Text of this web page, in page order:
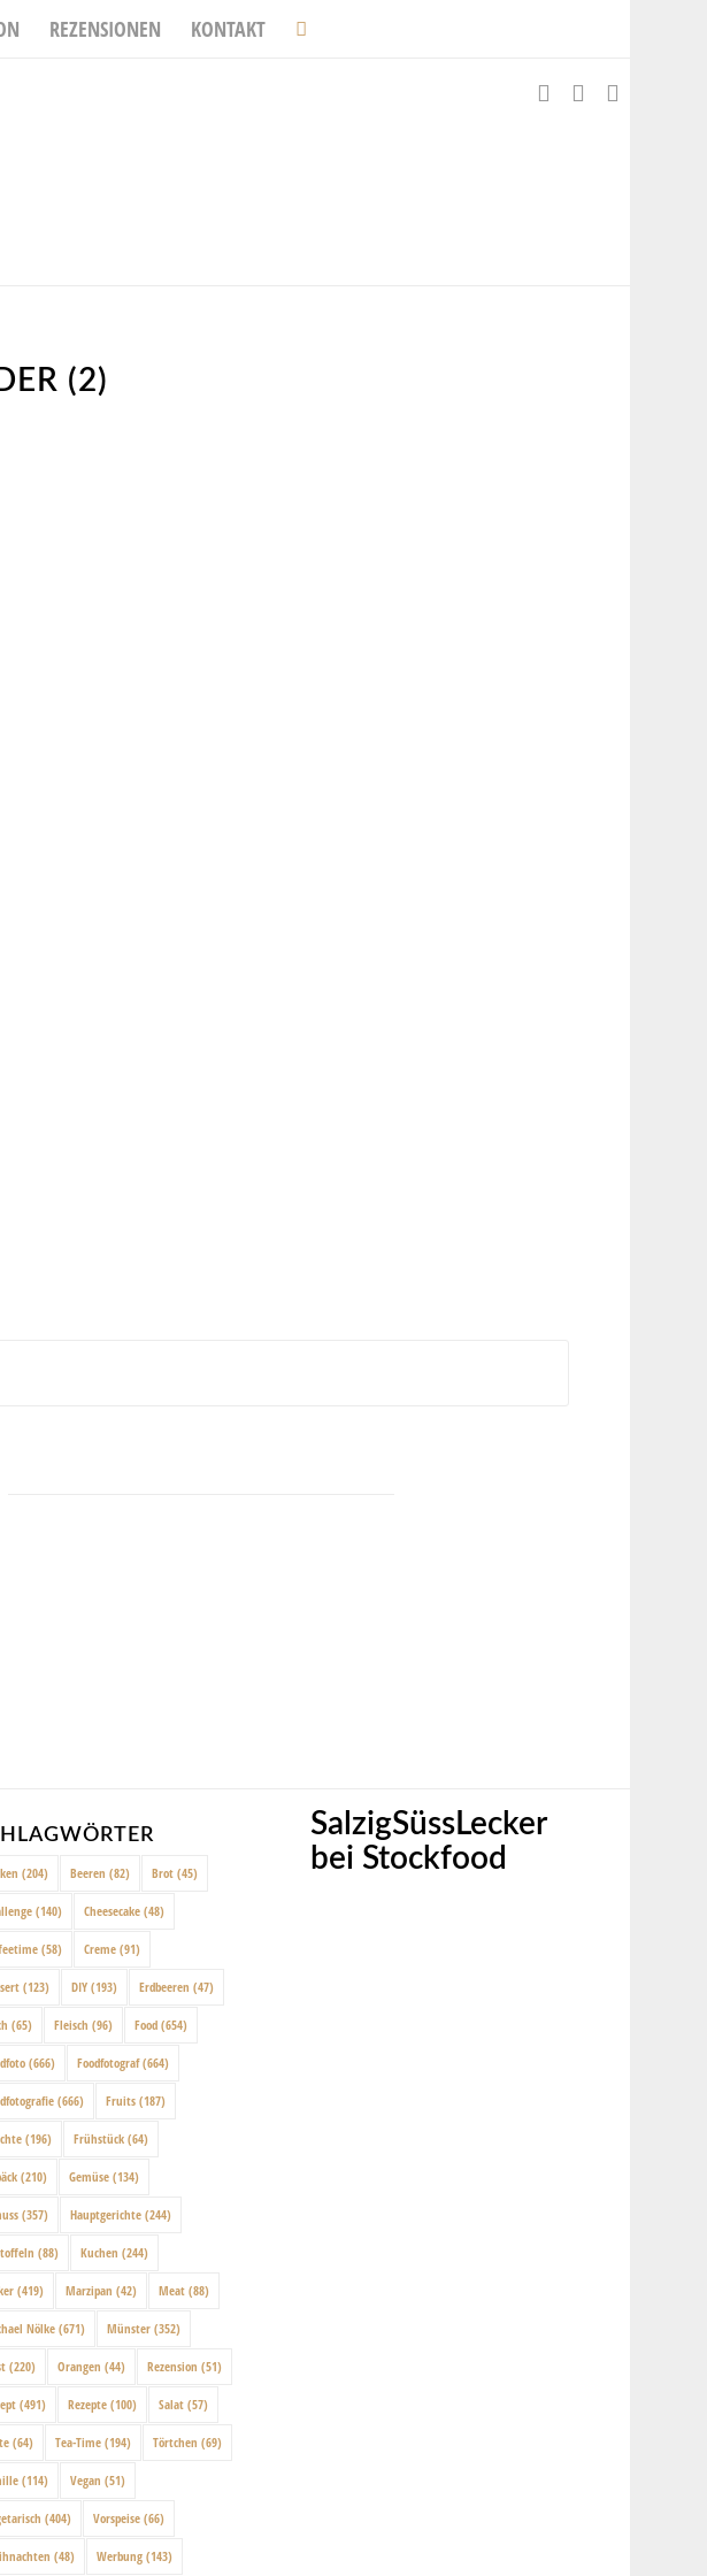
REZENSIONEN KONTAKT
(2)
(204) Beeren (82) Brot (45)
(140) Cheesecake (48)
(58) Creme (91)
(123) DIY (193) Erdbeeren (47)
(65) Fleisch (96) Food (654)
(666) Foodfotograf(664)
(666) Fruits (187)
(196) Frühstück (64)
(210) Gemüse (134)
(357) Hauptgerichte (244)
(88) Kuchen (244)
(419) Marzipan (42) Meat (88)
Nölke(671) Münster (352)
(220) Orangen (44) Rezension (51)
(491) Rezepte (100) Salat (57)
(64) Tea-Time (194) Törtchen (69)
(114) Vegan (51)
(404) Vorspeise (66)
(48) Werbung (143)
SalzigSüssLecker
bei Stockfood